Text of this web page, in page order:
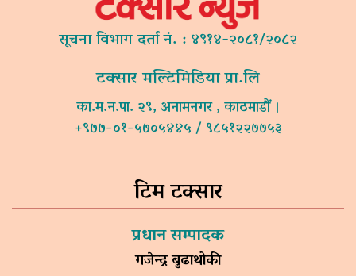
सूचना विभाग दर्ता नं. : ४९१४-२०८१/२०८२
टक्सार मल्टिमिडिया प्रा.लि
का.म.न.पा. २९, अनामनगर , काठमाडौं ।
+९७७-०१-५७०५४४५ / ९८५१२२७७५३
टिम टक्सार
प्रधान सम्पादक
गजेन्द्र बुढाथोकी